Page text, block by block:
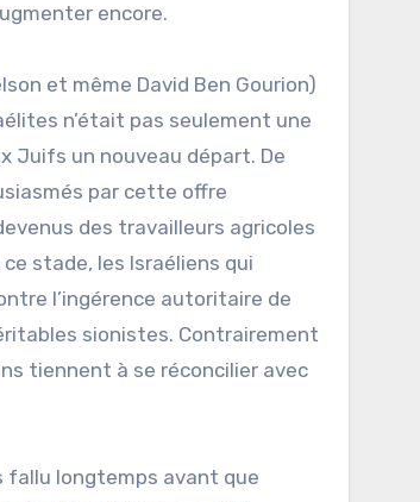
encore.
et même David Ben Gourion)
n’était pas seulement une
Juifs un nouveau départ. De
par cette offre
des travailleurs agricoles
stade, les Israéliens qui
l’ingérence autoritaire de
sionistes. Contrairement
tiennent à se réconcilier avec
fallu longtemps avant que